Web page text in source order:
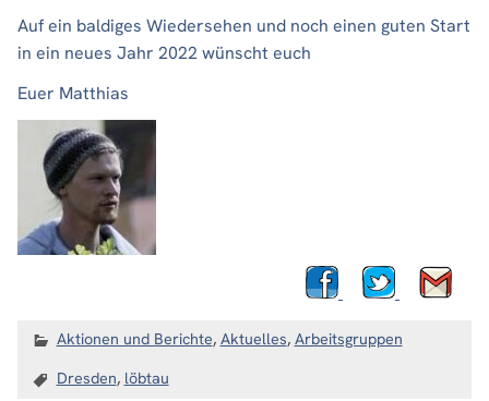
Auf ein baldiges Wiedersehen und noch einen guten Start
in ein neues Jahr 2022 wünscht euch
Euer Matthias
Aktionen und Berichte, Aktuelles, Arbeitsgruppen
Dresden, löbtau